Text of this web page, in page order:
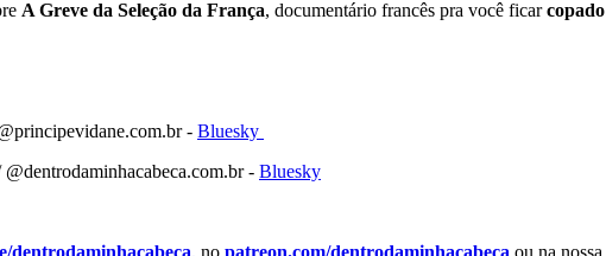
A Greve da Seleção da França, documentário francês pra você ficarcopado
- ⁠⁠⁠⁠⁠⁠⁠⁠⁠⁠⁠⁠⁠⁠⁠⁠⁠⁠⁠⁠⁠⁠⁠⁠⁠⁠⁠⁠⁠⁠⁠⁠⁠⁠⁠⁠⁠⁠⁠⁠⁠⁠⁠⁠⁠⁠⁠⁠⁠⁠⁠⁠⁠⁠⁠⁠⁠⁠⁠⁠⁠Bluesky ⁠⁠⁠⁠⁠⁠⁠⁠⁠⁠⁠⁠⁠⁠⁠⁠⁠⁠⁠⁠⁠⁠⁠⁠⁠⁠⁠⁠⁠⁠⁠⁠⁠⁠⁠⁠⁠⁠⁠⁠⁠⁠⁠⁠⁠⁠⁠⁠⁠⁠⁠⁠⁠⁠⁠⁠⁠⁠⁠⁠
- ⁠⁠⁠⁠⁠⁠⁠⁠⁠⁠⁠⁠⁠⁠⁠⁠⁠⁠⁠⁠⁠⁠⁠⁠⁠⁠⁠⁠⁠⁠⁠⁠⁠⁠⁠⁠⁠⁠⁠⁠⁠⁠⁠⁠⁠⁠⁠⁠⁠⁠⁠⁠⁠⁠⁠⁠⁠⁠⁠⁠⁠Bluesky⁠⁠⁠⁠⁠⁠⁠⁠⁠⁠⁠⁠⁠⁠⁠⁠⁠⁠⁠⁠⁠⁠⁠⁠⁠⁠⁠⁠⁠⁠⁠⁠⁠⁠⁠⁠⁠⁠⁠⁠⁠⁠⁠⁠⁠⁠⁠⁠⁠⁠⁠⁠⁠⁠⁠⁠⁠⁠⁠⁠⁠